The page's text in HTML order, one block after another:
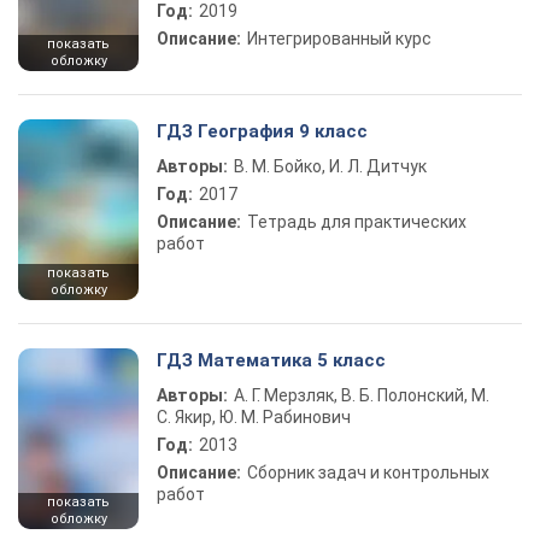
показать
обложку
Год: 2019
Описание: Интегрированный курс
показать
обложку
ГДЗ География 9 класс
Авторы: В. М. Бойко, И. Л. Дитчук
Год: 2017
Описание: Тетрадь для практических
работ
показать
обложку
ГДЗ Математика 5 класс
Авторы: А. Г. Мерзляк, В. Б. Полонский, М.
С. Якир, Ю. М. Рабинович
Год: 2013
Описание: Сборник задач и контрольных
работ